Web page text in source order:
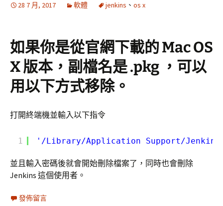
28 7 月, 2017 軟體 jenkins 、 os x
如果你是從官網下載的 Mac OS
X 版本，副檔名是 .pkg ，可以
用以下方式移除。
打開終端機並輸入以下指令
1 '/Library/Application Support/
並且輸入密碼後就會開始刪除檔案了，同時也會刪除
Jenkins 這個使用者。
發佈留言